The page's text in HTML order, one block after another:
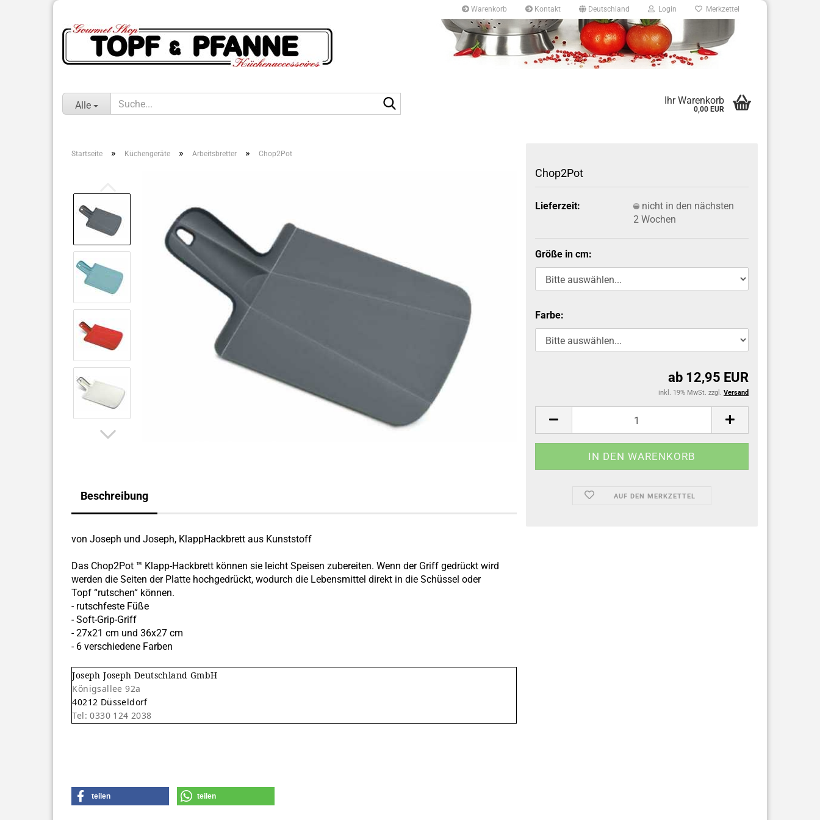
Warenkorb Kontakt Deutschland Login Merkzettel
Alle Ihr Warenkorb
0,00 EUR
Startseite » Küchengeräte » Arbeitsbretter » Chop2Pot
Chop2Pot
Lieferzeit:
nicht in den nächsten
2 Wochen
Größe in cm:
Farbe:
ab 12,95 EUR
inkl. 19% MwSt. zzgl. Versand
AUF DEN MERKZETTEL
Beschreibung
von Joseph und Joseph, KlappHackbrett aus Kunststoff
Das Chop2Pot ™ Klapp-Hackbrett können sie leicht Speisen zubereiten. Wenn der Griff gedrückt wird
werden die Seiten der Platte hochgedrückt, wodurch die Lebensmittel direkt in die Schüssel oder
Topf “rutschen“ können.
- rutschfeste Füße
- Soft-Grip-Griff
- 27x21 cm und 36x27 cm
- 6 verschiedene Farben
Joseph Joseph Deutschland GmbH
Königsallee 92a
40212 Düsseldorf
Tel: 0330 124 2038
teilen teilen